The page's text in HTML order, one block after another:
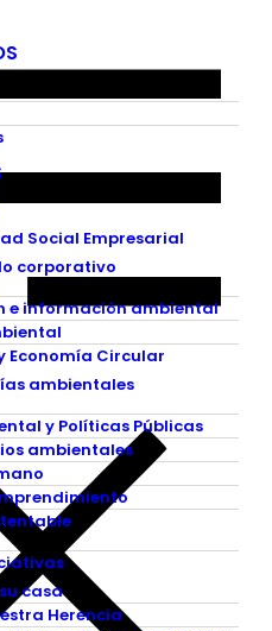
Social Empresarial
corporativo
e información ambiental
Economía Circular
ambientales
y Políticas Públicas
ambientales
casa
Herencia